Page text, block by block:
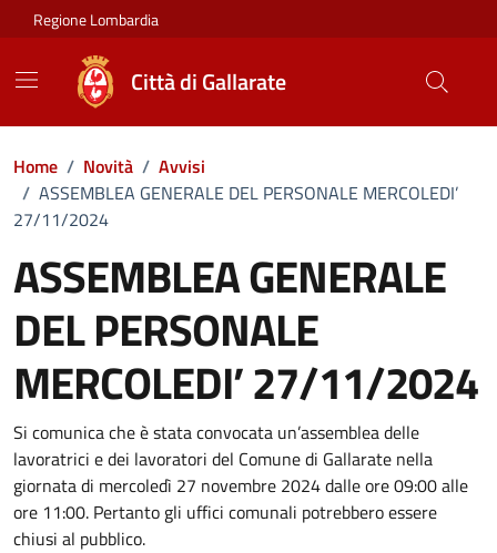
Vai ai contenuti
Vai al footer
Regione Lombardia
Città di Gallarate
Home / Novità / Avvisi
/ ASSEMBLEA GENERALE DEL PERSONALE MERCOLEDI’
27/11/2024
ASSEMBLEA GENERALE
DEL PERSONALE
MERCOLEDI’ 27/11/2024
Dettagli della notizia
Si comunica che è stata convocata un’assemblea delle
lavoratrici e dei lavoratori del Comune di Gallarate nella
giornata di mercoledì 27 novembre 2024 dalle ore 09:00 alle
ore 11:00. Pertanto gli uffici comunali potrebbero essere
chiusi al pubblico.